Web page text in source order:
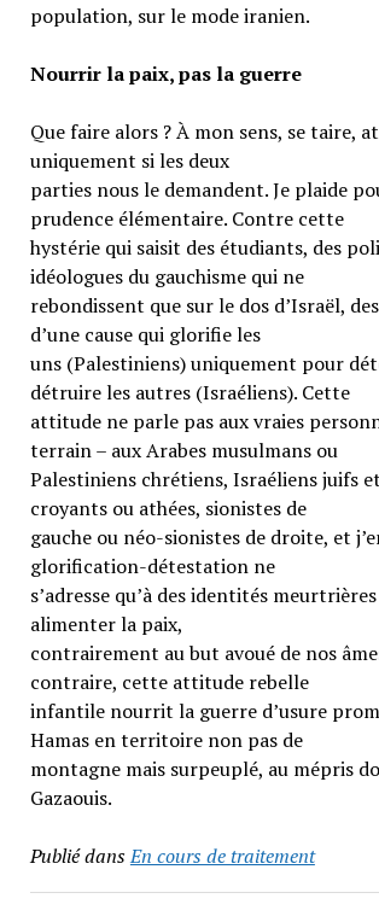
population, sur le mode iranien.
Nourrir la paix, pas la guerre
Que faire alors ? À mon sens, se taire,
uniquement si les deux
parties nous le demandent. Je plaide
prudence élémentaire. Contre cette
hystérie qui saisit des étudiants, des
idéologues du gauchisme qui ne
rebondissent que sur le dos d’Israël,
d’une cause qui glorifie les
uns (Palestiniens) uniquement pour
détruire les autres (Israéliens). Cette
attitude ne parle pas aux vraies
terrain – aux Arabes musulmans ou
Palestiniens chrétiens, Israéliens juifs
croyants ou athées, sionistes de
gauche ou néo-sionistes de droite, et
glorification-détestation ne
s’adresse qu’à des identités
alimenter la paix,
contrairement au but avoué de nos
contraire, cette attitude rebelle
infantile nourrit la guerre d’usure
Hamas en territoire non pas de
montagne mais surpeuplé, au mépris
Gazaouis.
Publié dansEn cours de traitement